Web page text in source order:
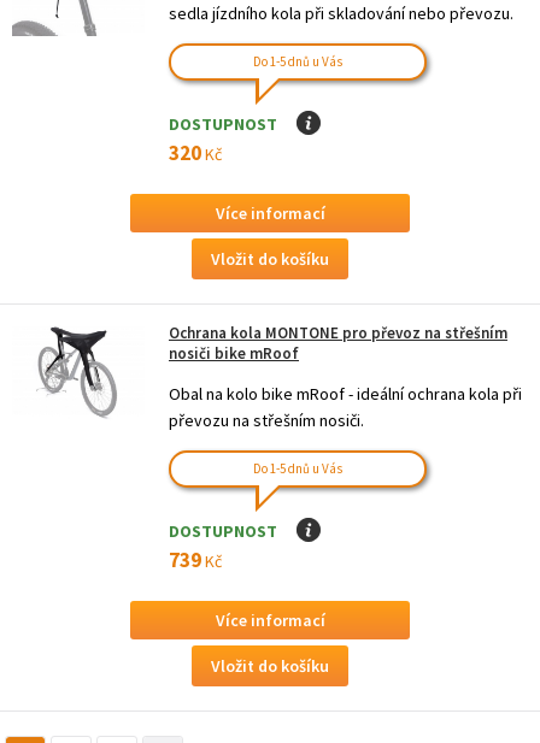
sedla jízdního kola při skladování nebo převozu.
Do 1-5 dnů u Vás
DOSTUPNOST I
320Kč
Více informací
Ochrana kola MONTONE pro převoz na střešním
nosiči bike mRoof
Obal na kolo bike mRoof - ideální ochrana kola při
převozu na střešním nosiči.
Do 1-5 dnů u Vás
DOSTUPNOST I
739Kč
Více informací